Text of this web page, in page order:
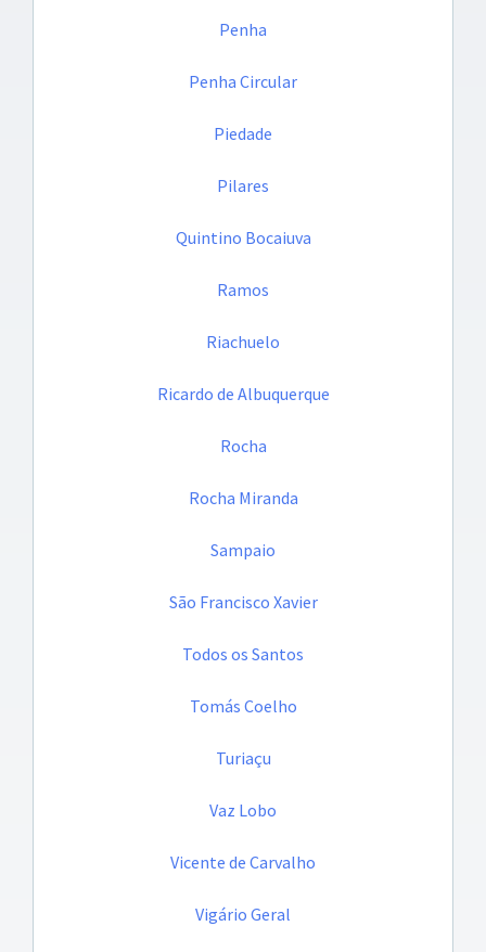
Penha
Penha Circular
Piedade
Pilares
Quintino Bocaiuva
Ramos
Riachuelo
Ricardo de Albuquerque
Rocha
Rocha Miranda
Sampaio
São Francisco Xavier
Todos os Santos
Tomás Coelho
Turiaçu
Vaz Lobo
Vicente de Carvalho
Vigário Geral